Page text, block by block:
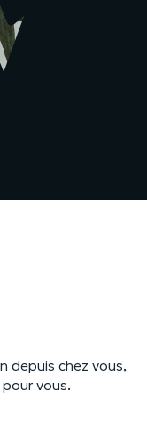
depuis chez vous,
vous.